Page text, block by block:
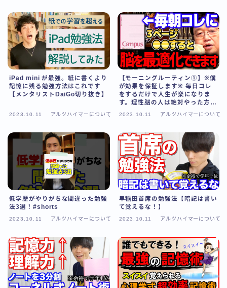
iPad mini が最強。紙に書くより
記憶に残る勉強方法はこれです
【メンタリストDaiGo切り抜き】
2023.10.11 アルツハイマーについて
【モーニングルーティン①】※僕
が効果を保証します※ 毎日コレ
をするだけで人生が楽になりま
す。理性脳の人は絶対やった方が
2023.10.11 アルツハイマーについて
低学歴がやりがちな間違った勉強
法3選！#shorts
2023.10.11 アルツハイマーについて
早稲田首席の勉強法【暗記は書い
て覚えるな！】
2023.10.11 アルツハイマーについて